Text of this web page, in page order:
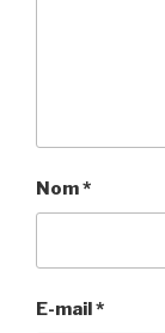
Nom*
E-mail *